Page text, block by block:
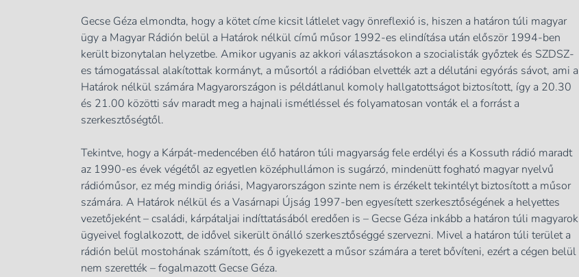
Gecse Géza elmondta, hogy a kötet címe kicsit látlelet vagy önreflexió is, hiszen a határon túli magyar
ügy a Magyar Rádión belül a Határok nélkül című műsor 1992-es elindítása után először 1994-ben
került bizonytalan helyzetbe. Amikor ugyanis az akkori választásokon a szocialisták győztek és SZDSZ-
es támogatással alakítottak kormányt, a műsortól a rádióban elvették azt a délutáni egyórás sávot, ami a
Határok nélkül számára Magyarországon is példátlanul komoly hallgatottságot biztosított, így a 20.30
és 21.00 közötti sáv maradt meg a hajnali ismétléssel és folyamatosan vonták el a forrást a
szerkesztőségtől.
Tekintve, hogy a Kárpát-medencében élő határon túli magyarság fele erdélyi és a Kossuth rádió maradt
az 1990-es évek végétől az egyetlen középhullámon is sugárzó, mindenütt fogható magyar nyelvű
rádióműsor, ez még mindig óriási, Magyarországon szinte nem is érzékelt tekintélyt biztosított a műsor
számára. A Határok nélkül és a Vasárnapi Újság 1997-ben egyesített szerkesztőségének a helyettes
vezetőjeként – családi, kárpátaljai indíttatásából eredően is – Gecse Géza inkább a határon túli magyarok
ügyeivel foglalkozott, de idővel sikerült önálló szerkesztőséggé szervezni. Mivel a határon túli terület a
rádión belül mostohának számított, és ő igyekezett a műsor számára a teret bővíteni, ezért a cégen belül
nem szerették – fogalmazott Gecse Géza.